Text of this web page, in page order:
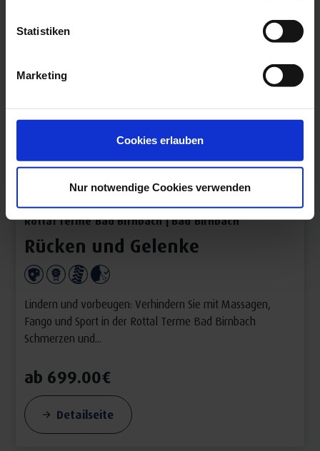
Statistiken
Marketing
Cookies erlauben
Nur notwendige Cookies verwenden
Rottal Terme Bad Birnbach | Bad Birnbach
Rücken und Gelenke
Lindern und vorbeugen: Verhindern Sie mit Massagen,
Fango und Sport in der Rottal Terme Bad Birnbach
Schmerzen und...
ab 699.00€
Detailseite